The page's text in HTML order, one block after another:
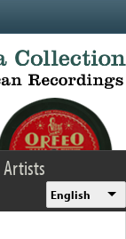
Artists
English